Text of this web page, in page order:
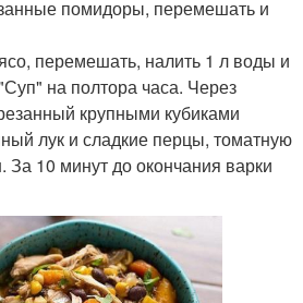
помидоры, перемешать и
перемешать, налить 1 л воды и
на полтора часа. Через
крупными кубиками
лук и сладкие перцы, томатную
За 10 минут до окончания варки